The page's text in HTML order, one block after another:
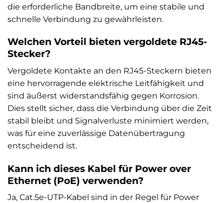
die erforderliche Bandbreite, um eine stabile und
schnelle Verbindung zu gewährleisten.
Welchen Vorteil bieten vergoldete RJ45-
Stecker?
Vergoldete Kontakte an den RJ45-Steckern bieten
eine hervorragende elektrische Leitfähigkeit und
sind äußerst widerstandsfähig gegen Korrosion.
Dies stellt sicher, dass die Verbindung über die Zeit
stabil bleibt und Signalverluste minimiert werden,
was für eine zuverlässige Datenübertragung
entscheidend ist.
Kann ich dieses Kabel für Power over
Ethernet (PoE) verwenden?
Ja, Cat.5e-UTP-Kabel sind in der Regel für Power